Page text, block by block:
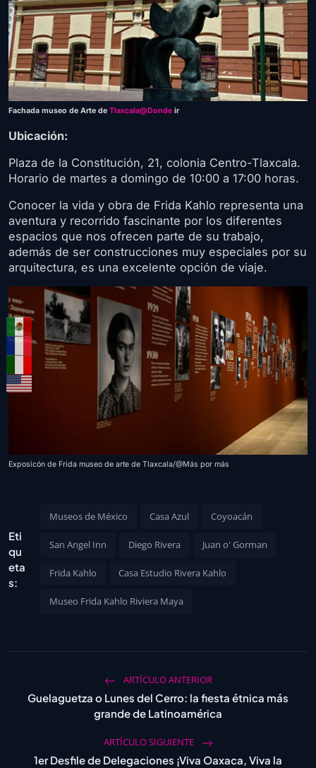
Fachada museo de Arte de Tlaxcala@Donde ir
Ubicación:
Plaza de la Constitución, 21, colonia Centro-Tlaxcala.
Horario de martes a domingo de 10:00 a 17:00 horas.
Conocer la vida y obra de Frida Kahlo representa una
aventura y recorrido fascinante por los diferentes
espacios que nos ofrecen parte de su trabajo,
además de ser construcciones muy especiales por su
arquitectura, es una excelente opción de viaje.
Exposicón de Frida museo de arte de Tlaxcala/@Más por más
Eti
qu
eta
s:
Museos de México Casa Azul Coyoacán
San Angel Inn Diego Rivera Juan o' Gorman
Frida Kahlo Casa Estudio Rivera Kahlo
Museo Frida Kahlo Riviera Maya
ARTÍCULO ANTERIOR
Guelaguetza o Lunes del Cerro: la fiesta étnica más
grande de Latinoamérica
ARTÍCULO SIGUIENTE
1er Desfile de Delegaciones ¡Viva Oaxaca, Viva la